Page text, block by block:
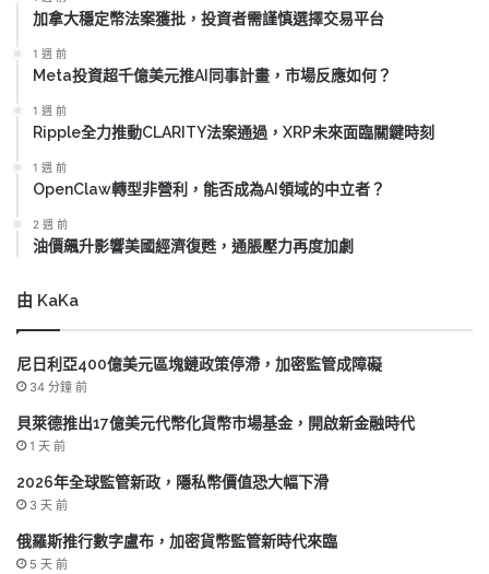
加拿大穩定幣法案獲批，投資者需謹慎選擇交易平台
1 週 前
Meta投資超千億美元推AI同事計畫，市場反應如何？
1 週 前
Ripple全力推動CLARITY法案通過，XRP未來面臨關鍵時刻
1 週 前
OpenClaw轉型非營利，能否成為AI領域的中立者？
2 週 前
油價飆升影響美國經濟復甦，通脹壓力再度加劇
由 KaKa
尼日利亞400億美元區塊鏈政策停滯，加密監管成障礙
34 分鐘 前
貝萊德推出17億美元代幣化貨幣市場基金，開啟新金融時代
1 天 前
2026年全球監管新政，隱私幣價值恐大幅下滑
3 天 前
俄羅斯推行數字盧布，加密貨幣監管新時代來臨
5 天 前